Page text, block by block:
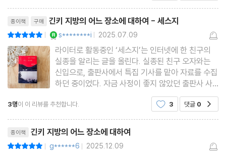
종이책 구매 긴키 지방의 어느 장소에 대하여 - 세스지
| s********i | 2025.07.09
라이터로 활동중인 ‘세스지’는 인터넷에 한 친구의
실종을 알리는 글을 올린다. 실종된 친구 오자와는
신입으로, 출판사에서 특집 기사를 맡아 자료를 수집
하던 중이었다. 자금 사정이 좋지 않았던 출판사 사
정상 그는 창고에서 정리되지 않은 잡지 기사, 독자
제보, 인터뷰 녹취 등을 뒤적이며 기삿거리를 찾고
상한 공통점이 있다
3명이 이 리뷰를 추천합니다. 3 댓글 0
종이책 긴키 지방의 어느 장소에 대하여
| g******6 | 2025.12.09